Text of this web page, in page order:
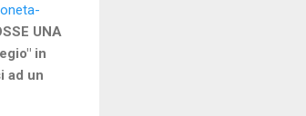
UNA
in
ad un